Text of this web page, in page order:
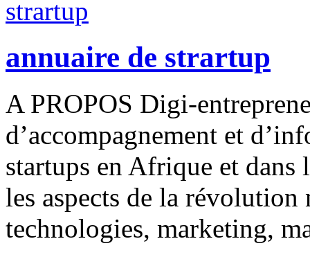
annuaire de strartup
A PROPOS Digi-
d’accompagnement et
startups en Afrique et dans
les aspects de la révolution
technologies, marketing,